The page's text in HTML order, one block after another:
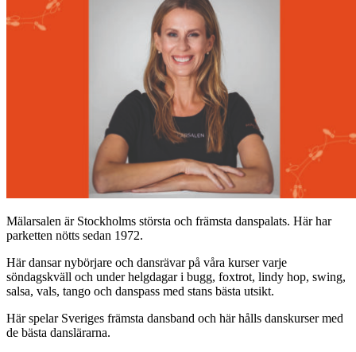
Mälarsalen är Stockholms största och främsta danspalats. Här har
parketten nötts sedan 1972.
Här dansar nybörjare och dansrävar på våra kurser varje
söndagskväll och under helgdagar i bugg, foxtrot, lindy hop, swing,
salsa, vals, tango och danspass med stans bästa utsikt.
Här spelar Sveriges främsta dansband och här hålls danskurser med
de bästa danslärarna.